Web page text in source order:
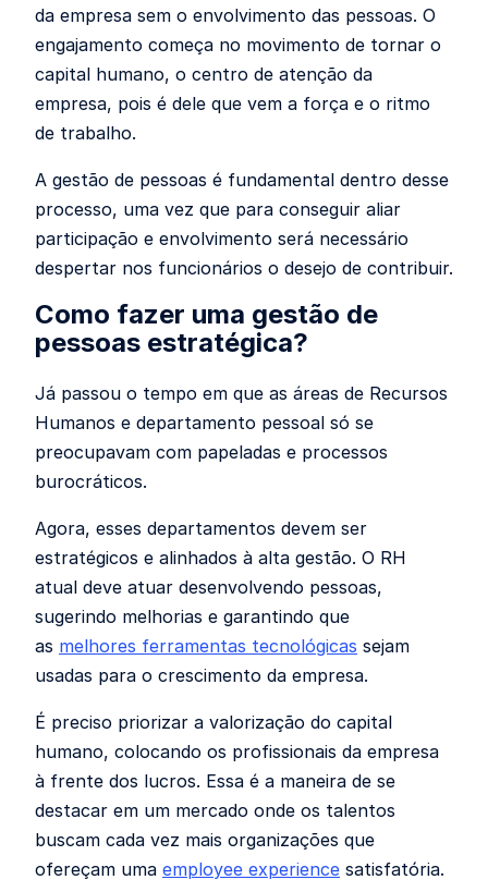
da empresa sem o envolvimento das pessoas. O
engajamento começa no movimento de tornar o
capital humano, o centro de atenção da
empresa, pois é dele que vem a força e o ritmo
de trabalho.
A gestão de pessoas é fundamental dentro desse
processo, uma vez que para conseguir aliar
participação e envolvimento será necessário
despertar nos funcionários o desejo de contribuir.
Como fazer uma gestão de
pessoas estratégica?
Já passou o tempo em que as áreas de Recursos
Humanos e departamento pessoal só se
preocupavam com papeladas e processos
burocráticos.
Agora, esses departamentos devem ser
estratégicos e alinhados à alta gestão. O RH
atual deve atuar desenvolvendo pessoas,
sugerindo melhorias e garantindo que
as melhores ferramentas tecnológicas sejam
usadas para o crescimento da empresa.
É preciso priorizar a valorização do capital
humano, colocando os profissionais da empresa
à frente dos lucros. Essa é a maneira de se
destacar em um mercado onde os talentos
buscam cada vez mais organizações que
ofereçam uma employee experience satisfatória.